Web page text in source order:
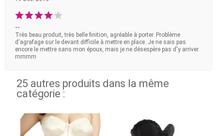
--
Très beau produit, très belle finition, agréable à porter. Problème
d'agrafage sur le devant difficile à mettre en place. Je ne sais pas
encore le mettre sans mon époux, mais je ne désespère pas d'y arriver.
rnrnrnrn
25 autres produits dans la même
catégorie :